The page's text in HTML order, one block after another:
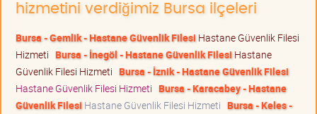
hizmetini verdiğimiz Bursa ilçeleri
Bursa - Gemlik - Hastane Güvenlik Filesi Hastane Güvenlik Filesi
Hizmeti Bursa - İnegöl - Hastane Güvenlik Filesi Hastane
Güvenlik Filesi Hizmeti Bursa - İznik - Hastane Güvenlik Filesi
Hastane Güvenlik Filesi Hizmeti Bursa - Karacabey - Hastane
Güvenlik Filesi Hastane Güvenlik Filesi Hizmeti Bursa - Keles -